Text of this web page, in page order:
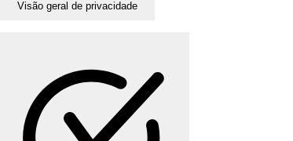
Visão geral de privacidade